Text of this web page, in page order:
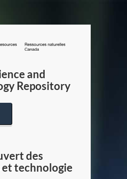
/
Canada
and
Repository
des
et technologie